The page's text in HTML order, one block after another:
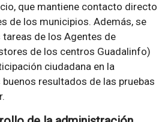
que mantiene contacto directo
de los municipios. Además, se
de los Agentes de
de los centros Guadalinfo)
ciudadana en la
resultados de las pruebas